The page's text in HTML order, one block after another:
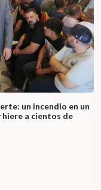
un incendio en un
a cientos de